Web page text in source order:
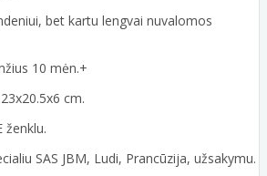
bet kartu lengvai nuvalomos
10 mėn.+
cm.
ženklu.
SAS JBM, Ludi, Prancūzija, užsakymu.